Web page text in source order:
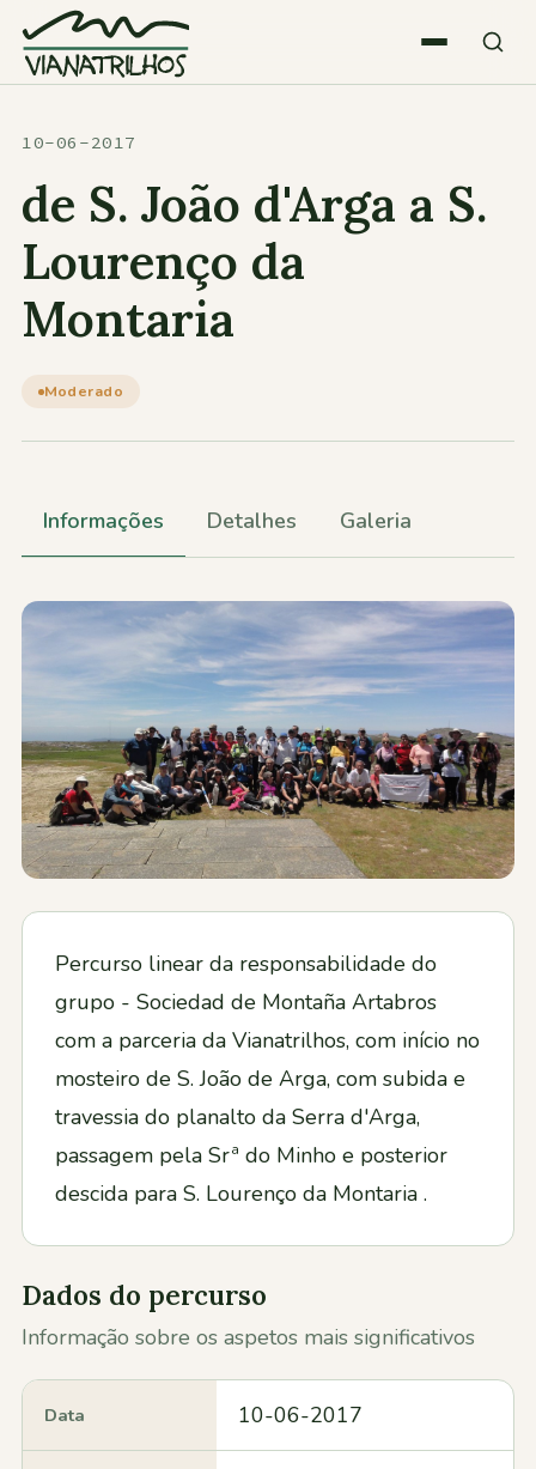
Quem somos
Atividades
Estatísticas
Participações
10-06-2017
de S. João d'Arga a S.
Lourenço da
Montaria
Moderado
Informações Detalhes Galeria
Percurso linear da responsabilidade do
grupo - Sociedad de Montaña Artabros
com a parceria da Vianatrilhos, com início no
mosteiro de S. João de Arga, com subida e
travessia do planalto da Serra d'Arga,
passagem pela Srª do Minho e posterior
descida para S. Lourenço da Montaria .
Dados do percurso
Informação sobre os aspetos mais significativos
Data 10-06-2017